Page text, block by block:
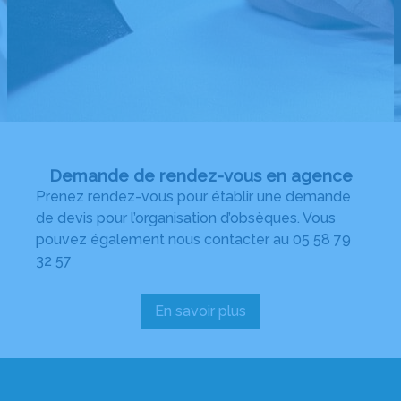
Demande de rendez-vous en agence
Prenez rendez-vous pour établir une demande
de devis pour l’organisation d’obsèques. Vous
pouvez également nous contacter au 05 58 79
32 57
En savoir plus
:
de